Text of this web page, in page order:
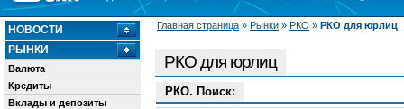
Главная страница » Рынки » РКО » РКО для юрлиц
НОВОСТИ
РЫНКИ
Валюта
Кредиты
Вклады и депозиты
РКО для юрлиц
РКО. Поиск: